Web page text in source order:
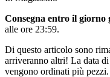
Consegna entro il giorno
alle ore 23:59.
Di questo articolo sono
arriveranno altri! La data
vengono ordinati più pezzi.